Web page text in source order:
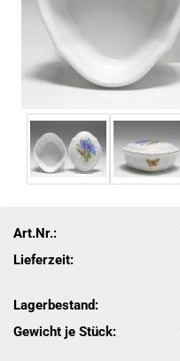
Art.Nr.:
Lieferzeit:
Lagerbestand:
Gewicht je Stück: